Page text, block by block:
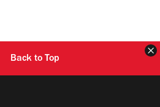
Back to Top